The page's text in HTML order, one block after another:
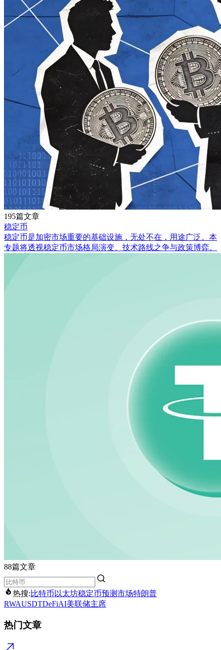
195篇文章
稳定币
稳定币是加密市场重要的基础设施，无处不在，用途广泛。本
专题将透视稳定币市场格局演变、技术路线之争与政策博弈。
88篇文章
热搜:比特币 以太坊稳定币预测市场特朗普
RWAUSDTDeFiAI美联储主席
热门文章